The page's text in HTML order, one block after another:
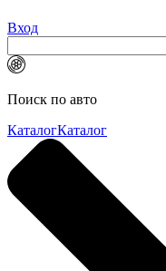
Вход
Поиск по авто
КаталогКаталог